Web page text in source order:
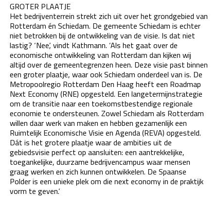
GROTER PLAATJE
Het bedrijventerrein strekt zich uit over het grondgebied van
Rotterdam én Schiedam. De gemeente Schiedam is echter
niet betrokken bij de ontwikkeling van de visie. Is dat niet
lastig? ‘Nee’, vindt Kathmann. ‘Als het gaat over de
economische ontwikkeling van Rotterdam dan kijken wij
altijd over de gemeentegrenzen heen. Deze visie past binnen
een groter plaatje, waar ook Schiedam onderdeel van is. De
Metropoolregio Rotterdam Den Haag heeft een Roadmap
Next Economy (RNE) opgesteld. Een langetermijnstrategie
om de transitie naar een toekomstbestendige regionale
economie te ondersteunen. Zowel Schiedam als Rotterdam
willen daar werk van maken en hebben gezamenlijk een
Ruimtelijk Economische Visie en Agenda (REVA) opgesteld.
Dát is het grotere plaatje waar de ambities uit de
gebiedsvisie perfect op aansluiten: een aantrekkelijke,
toegankelijke, duurzame bedrijvencampus waar mensen
graag werken en zich kunnen ontwikkelen. De Spaanse
Polder is een unieke plek om die next economy in de praktijk
vorm te geven.’